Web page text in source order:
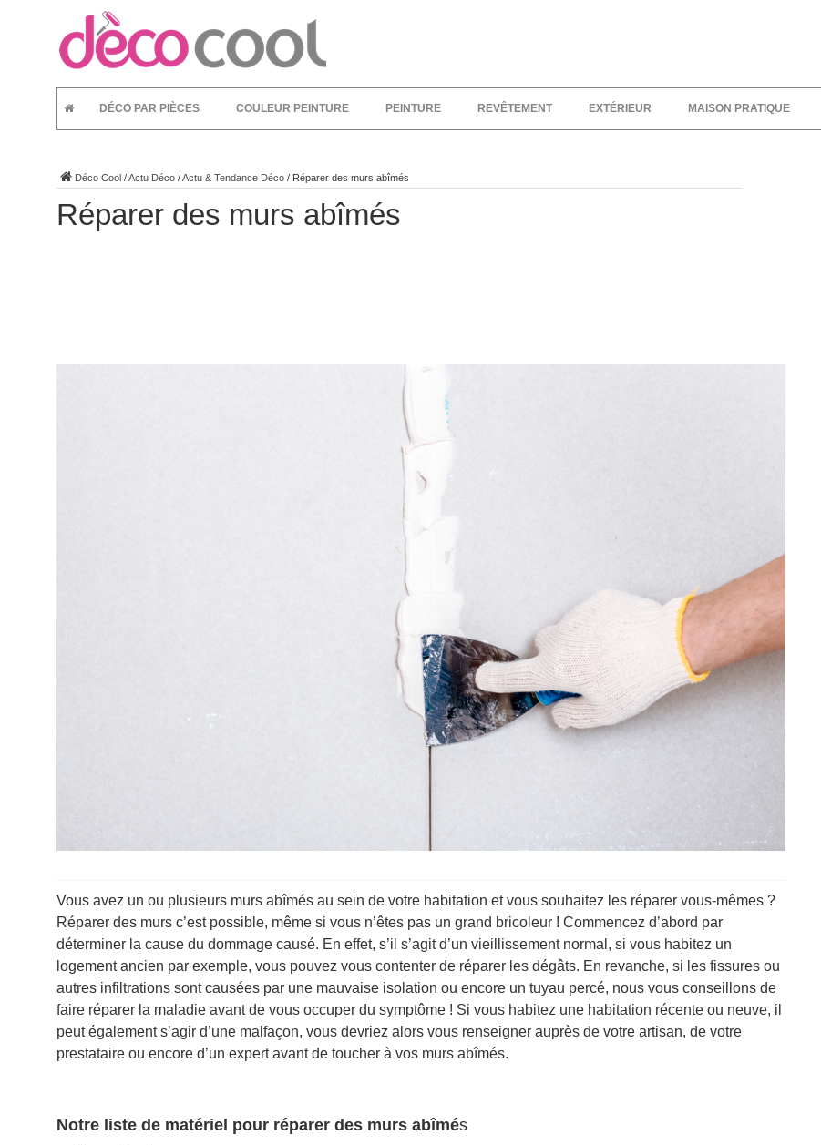
DÉCO PAR PIÈCES COULEUR PEINTURE PEINTURE REVÊTEMENT EXTÉRIEUR MAISON PRATIQUE
Déco Cool /Actu Déco /Actu & Tendance Déco / Réparer des murs abîmés
Réparer des murs abîmés
Vous avez un ou plusieurs murs abîmés au sein de votre habitation et vous souhaitez les réparer vous-mêmes ?
Réparer des murs c’est possible, même si vous n’êtes pas un grand bricoleur ! Commencez d’abord par
déterminer la cause du dommage causé. En effet, s’il s’agit d’un vieillissement normal, si vous habitez un
logement ancien par exemple, vous pouvez vous contenter de réparer les dégâts. En revanche, si les fissures ou
autres infiltrations sont causées par une mauvaise isolation ou encore un tuyau percé, nous vous conseillons de
faire réparer la maladie avant de vous occuper du symptôme ! Si vous habitez une habitation récente ou neuve, il
peut également s’agir d’une malfaçon, vous devriez alors vous renseigner auprès de votre artisan, de votre
prestataire ou encore d’un expert avant de toucher à vos murs abîmés.
Notre liste de matériel pour réparer des murs abîmés